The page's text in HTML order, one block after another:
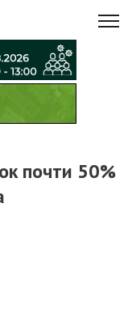
почти 50%